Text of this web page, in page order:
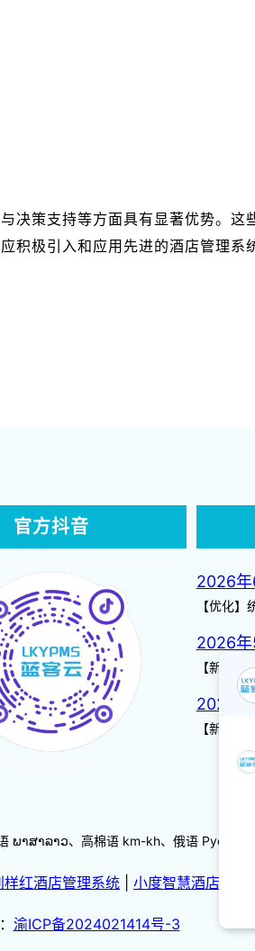
决策支持等方面具有显著优势。这
积极引入和应用先进的酒店管理系
官方抖音
2026年
【优化
2026年
【新增】
2026年
【新增
າສາລາວ、高棉语 km-kh、俄语 Русский
样红酒店管理系统 小度智慧酒店
渝ICP备2024021414号-3